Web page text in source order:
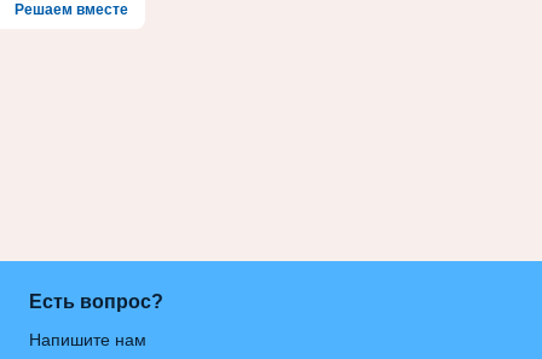
Решаем вместе
Есть вопрос?
Напишите нам